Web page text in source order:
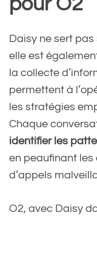
Daisy ne sert
elle est
la collecte
permettent à
les stratégies
Chaque
identifier les
en peaufinant
d’appels
O2, avec Daisy